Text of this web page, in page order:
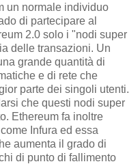
un normale individuo
di partecipare al
2.0 solo i "nodi super
delle transazioni. Un
grande quantità di
e di rete che
parte dei singoli utenti.
che questi nodi super
Ethereum fa inoltre
Infura ed essa
aumenta il grado di
di punto di fallimento